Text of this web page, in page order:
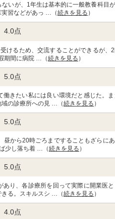
いが、1年生は基本的に一般教養科目
実習などがあっ …（続きを見る ）
4.0点
けるため、交流することができるが、
期間に病院 …（続きを見る ）
5.0点
きたい私には良い環境だと感じた。
域の診療所への見 …（続きを見る ）
5.0点
から20時ごろまですることもざらに
少し落ち着 …（続きを見る ）
5.0点
り、各診療所を回って実際に開業医
きる。スキルスシ …（続きを見る ）
4.0点